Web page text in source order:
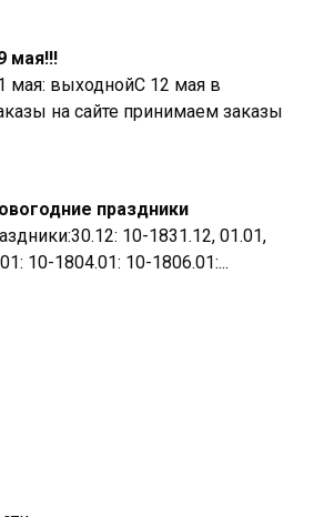
мая!!!
мая: выходнойС 12 мая в
на сайте принимаем заказы
праздники
10-1831.12, 01.01,
10-1804.01: 10-1806.01:...